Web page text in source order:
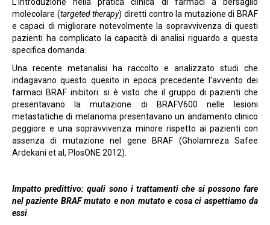
molecolare (targeted therapy) diretti contro la mutazione di BRAF
e capaci di migliorare notevolmente la sopravvivenza di questi
pazienti ha complicato la capacità di analisi riguardo a questa
specifica domanda.
Una recente metanalisi ha raccolto e analizzato studi che
indagavano questo quesito in epoca precedente l’avvento dei
farmaci BRAF inibitori: si è visto che il gruppo di pazienti che
presentavano la mutazione di BRAFV600 nelle lesioni
metastatiche di melanoma presentavano un andamento clinico
peggiore e una sopravvivenza minore rispetto ai pazienti con
assenza di mutazione nel gene BRAF (Gholamreza Safee
Ardekani et al, PlosONE 2012).
Impatto predittivo: quali sono i trattamenti che si possono fare
nel paziente BRAF mutato e non mutato e cosa ci aspettiamo da
essi